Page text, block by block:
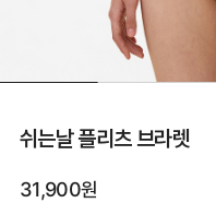
쉬는날 플리츠 브라렛
31,900원